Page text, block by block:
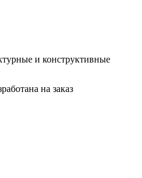
и конструктивные
на заказ